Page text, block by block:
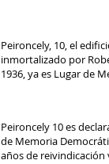
Peironcely, 10, el
inmortalizado por
1936, ya es Lugar de
Peironcely 10 es
de Memoria
años de reivindicación